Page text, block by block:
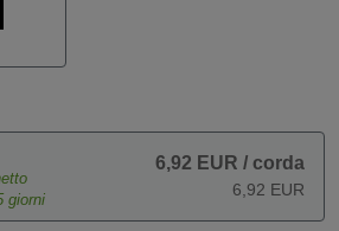
giorni
6,92 EUR / corda
6,92 EUR